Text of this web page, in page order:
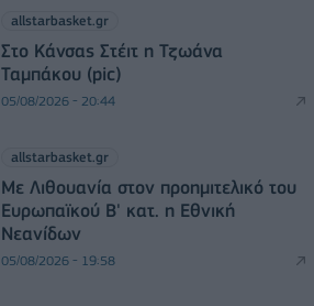
allstarbasket.gr
Στο Κάνσας Στέιτ η Τζωάνα
Ταμπάκου (pic)
05/08/2026 - 20:44
allstarbasket.gr
Με Λιθουανία στον προημιτελικό του
Ευρωπαϊκού Β' κατ. η Εθνική
Νεανίδων
05/08/2026 - 19:58